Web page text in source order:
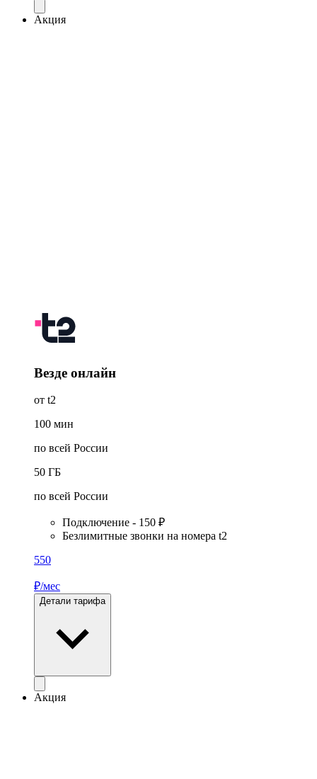
Акция
Везде онлайн
от t2
100 мин
по всей России
50 ГБ
по всей России
Подключение - 150 ₽
Безлимитные звонки на номера t2
550
₽/мес
Детали тарифа
Акция